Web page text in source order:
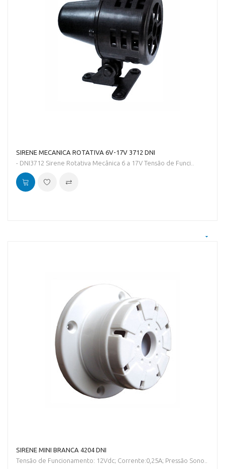
SIRENE MECANICA ROTATIVA 6V-17V 3712 DNI
- DNI3712 Sirene Rotativa Mecânica 6 a 17V Tensão de Funci..
SIRENE MINI BRANCA 4204 DNI
Tensão de Funcionamento: 12Vdc; Corrente:0,25A; Pressão Sono..